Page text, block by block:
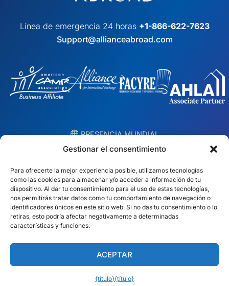
Gestionar el consentimiento
Para ofrecerte la mejor experiencia posible, utilizamos tecnologías
como las cookies para almacenar y/o acceder a información de tu
dispositivo. Al dar tu consentimiento para el uso de estas tecnologías,
nos permitirás tratar datos como tu comportamiento de navegación o
identificadores únicos en este sitio web. Si no das tu consentimiento o lo
retiras, esto podría afectar negativamente a determinadas
características y funciones.
ACEPTAR
{título}{título}
Línea de emergencia 24 horas +1-866-622-7623
Support@allianceabroad.com
︎ PRESENCIA MUNDIAL
Equipos locales en 10 países
EE.UU.
Dubái
México
España
Irlanda
Polonia
Australia
Sudáfrica
Encuentra tu equipo local →